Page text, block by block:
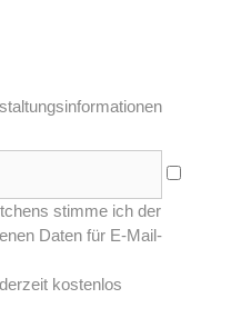
stimme ich der
Daten für E-Mail-
kostenlos